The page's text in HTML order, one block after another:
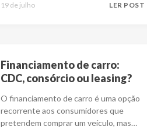
19 de julho LER POST
Financiamento de carro:
CDC, consórcio ou leasing?
O financiamento de carro é uma opção
recorrente aos consumidores que
pretendem comprar um veículo, mas